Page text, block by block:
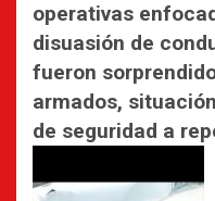
operativas
disuasión de
fueron
armados,
de seguridad a